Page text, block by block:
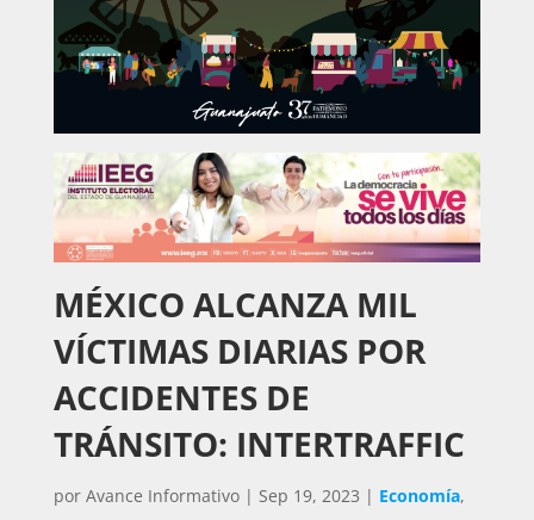
MÉXICO ALCANZA MIL
VÍCTIMAS DIARIAS POR
ACCIDENTES DE
TRÁNSITO: INTERTRAFFIC
por Avance Informativo| Sep 19, 2023 | Economía,